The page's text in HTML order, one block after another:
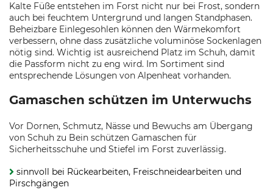
Kalte Füße entstehen im Forst nicht nur bei Frost, sondern
auch bei feuchtem Untergrund und langen Standphasen.
Beheizbare Einlegesohlen können den Wärmekomfort
verbessern, ohne dass zusätzliche voluminöse Sockenlagen
nötig sind. Wichtig ist ausreichend Platz im Schuh, damit
die Passform nicht zu eng wird. Im Sortiment sind
entsprechende Lösungen von Alpenheat vorhanden.
Gamaschen schützen im Unterwuchs
Vor Dornen, Schmutz, Nässe und Bewuchs am Übergang
von Schuh zu Bein schützen Gamaschen für
Sicherheitsschuhe und Stiefel im Forst zuverlässig.
sinnvoll bei Rückearbeiten, Freischneidearbeiten und
Pirschgängen